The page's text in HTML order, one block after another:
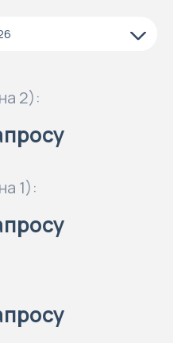
2):
1):